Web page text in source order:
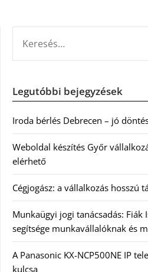
Legutóbbi bejegyzések
Iroda bérlés Debrecen – jó
Weboldal készítés Győr
elérhető
Cégjogász: a vállalkozás hosszú
Munkaügyi jogi tanácsadás: Fiák
segítsége munkavállalóknak és
A Panasonic KX-NCP500NE IP
kulcsa